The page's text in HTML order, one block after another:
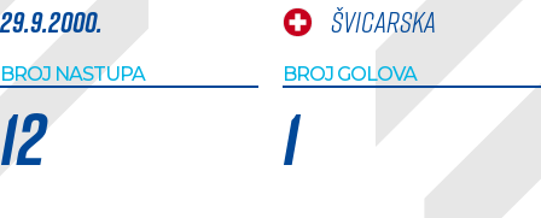
29.9.2000. Švicarska
BROJ NASTUPA
12
BROJ GOLOVA
1